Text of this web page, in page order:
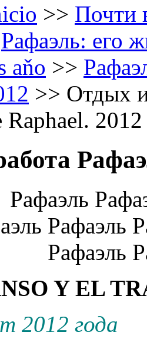
>> Почти
Рафаэль: его
aňo >>
>> Отдых
Raphael. 2012
Y EL
2012 года